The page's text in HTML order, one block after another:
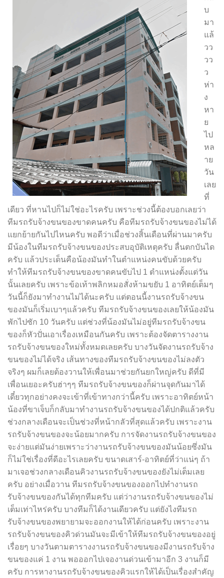
บ
มา
แล้
วว
วว
ว
ห่า
ง
หา
ย
ไป
หล
าย
วัน
เลย
ที่
เดียว ที่หานไปก็ไม่ใช่อะไรครับ เพราะช่วงนี้ต้องบอกเลยว่า
ทีมรถรับจ้างขนของขาดคนครับ คือทีมรถรับจ้างขนของไม่ได้
แยกย้ายกันไปไหนครับ พอดีว่าเมื่อช่วงสิ้นเดือนที่ผ่านมาครับ
มีน้องในทีมรถรับจ้างขนของประสบอุบัติเหตุครับ ลื่นตกบันได
ครับ แล้วประเด็นคือน้องมันทำในตำแหน่งคนขับด้วยครับ
ทำให้ทีมรถรับจ้างขนของขาดคนขับไป 1 ตำแหน่งตั้งแต่วัน
นั้นเลยครับ เพราะข้อเท้าพลิกหมอสั่งห้ามขยับ 1 อาทิตย์เต็มๆ
วันนี้ก็ยังมาทำงานไม่ได้นะครับ แต่ตอนนี้งานรถรับจ้างขน
ของมันก็เริ่มเบาๆแล้วครับ ทีมรถรับจ้างขนของเลยให้น้องมัน
พักไปซัก 10 วันครับ แต่ช่วงที่น้องมันไม่อยู่ทีมรถรับจ้างขน
ของก็หัวปั่นเอาเรื่องเหมือนกันครับ เพราะต้องจัดตารางงาน
รถรับจ้างขนของใหม่ทั้งหมดเลยครับ บางวันจัดงานรถรับจ้าง
ขนของไม่ได้จริง เส้นทางของทีมรถรับจ้างขนของไม่ลงตัว
จริงๆ ผมก็เลยต้องวานให้เพื่อนมาช่วยกันยกใหญ่ครับ ดีที่มี
เพื่อนเยอะครับฮ่าๆๆ ทีมรถรับจ้างขนของก็ผ่านจุดกันมาได้
เดี๋ยวทุกอย่างคงจะเข้าที่เข้าทางกว่านี้ครับ เพราะอาทิตย์หน้า
น้องที่ขาเจ็บก็กลับมาทำงานรถรับจ้างขนของได้ปกติแล้วครับ
ช่วงกลางเดือนจะเป็นช่วงที่หน้ากลัวที่สุดแล้วครับ เพราะงาน
รถรับจ้างขนของจะน้อยมากครับ การจัดงานรถรับจ้างขนของ
จะง่ายแต่มันง่ายเพราะว่างานรถรับจ้างขนของมันน้อยซึ่งมัน
ก็ไม่ใช่เรื่องที่ดีอะไรเลยครับ ขนาดเสาร์-อาทิตย์ที่ว่าแน่ๆ ถ้า
มาเจอช่วงกลางเดือนคิวงานรถรับจ้างขนของยังไม่เต็มเลย
ครับ อย่างเมื่อวาน ทีมรถรับจ้างขนของออกไปทำงานรถ
รับจ้างขนของกันได้ทุกทีมครับ แต่ว่างานรถรับจ้างขนของไม่
เต็มเท่าไหร่ครับ บางทีมก็ได้งานเดียวครับ แต่ยังไงทีมรถ
รับจ้างขนของพยายามจะออกงานให้ได้ก่อนครับ เพราะงาน
รถรับจ้างขนของคิวด่วนมันจะมีเข้าให้ทีมรถรับจ้างขนของอยู่
เรื่อยๆ บางวันตามตารางงานรถรับจ้างขนของมีงานรถรับจ้าง
ขนของแค่ 1 งาน พอออกไปเจองานด่วนเข้ามาอีก 3 งานก็มี
ครับ การหางานรถรับจ้างขนของคิวแรกให้ได้เป็นเรื่องสำคัญ